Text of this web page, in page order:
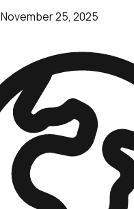
November 25, 2025